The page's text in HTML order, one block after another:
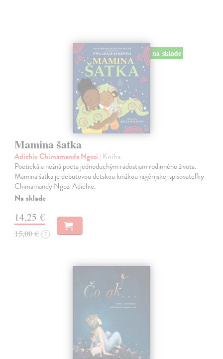
na sklade
Mamina šatka
Adichie Chimamanda Ngozi | Kniha
Poetická a nežná pocta jednoduchým radostiam rodinného života.
Mamina šatka je debutovou detskou knižkou nigérijskej spisovateľky
Chimamandy Ngozi Adichie.
Na sklade
14,25 €
15,00 € ?